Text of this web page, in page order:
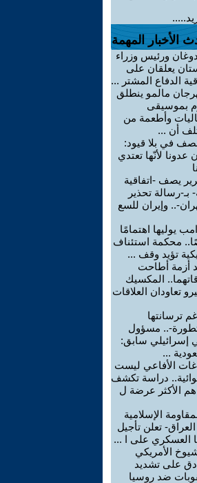
الأخبار المهمة
ورئيس وزراء
يعلقان على
الدفاع المشتر ...
مالمو ينطلق
بموسيقى
وأطعمة من
أن ...
في بلا قيود:
عدونا لأنّها تعتدي
يصف -اتفاقية
بـ-رسالة تحذير
.. وإيران للسع
يوليها اهتمامًا
محكمة استئناف
تؤيد وقف ...
أزمة أطاحت
المكسيك
تعاودان العلاقات
ترسانتها
.. مسؤول
إسرائيلي سابق:
...
الأفاعي ليست
دراسة تكشف
الأكثر عرضة ل
الإسلامية
تعلن تأجيل
العسكري على ا ...
الأمريكي
على تشديد
ضد روسيا